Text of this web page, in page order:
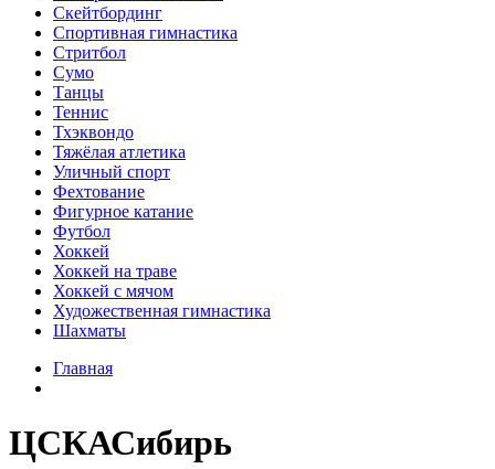
Скейтбординг
Спортивная гимнастика
Стритбол
Сумо
Танцы
Теннис
Тхэквондо
Тяжёлая атлетика
Уличный спорт
Фехтование
Фигурное катание
Футбол
Хоккей
Хоккей на траве
Хоккей с мячом
Художественная гимнастика
Шахматы
Главная
ЦСКАСибирь